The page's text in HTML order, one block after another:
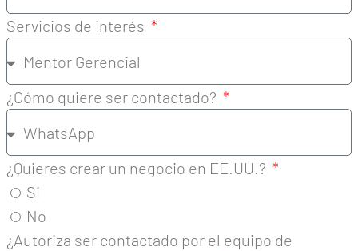
Servicios de interés
¿Cómo quiere ser contactado?
¿Quieres crear un negocio en EE.UU.?
Si
No
¿Autoriza ser contactado por el equipo de